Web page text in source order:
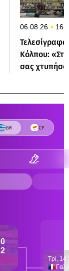
06.08.26
Κόλπου:
σας